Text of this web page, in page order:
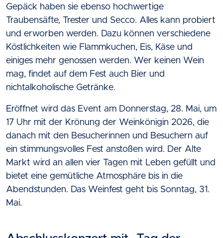
Gepäck haben sie ebenso hochwertige
Traubensäfte, Trester und Secco. Alles kann probiert
und erworben werden. Dazu können verschiedene
Köstlichkeiten wie Flammkuchen, Eis, Käse und
einiges mehr genossen werden. Wer keinen Wein
mag, findet auf dem Fest auch Bier und
nichtalkoholische Getränke.
Eröffnet wird das Event am Donnerstag, 28. Mai, um
17 Uhr mit der Krönung der Weinkönigin 2026, die
danach mit den Besucherinnen und Besuchern auf
ein stimmungsvolles Fest anstoßen wird. Der Alte
Markt wird an allen vier Tagen mit Leben gefüllt und
bietet eine gemütliche Atmosphäre bis in die
Abendstunden. Das Weinfest geht bis Sonntag, 31.
Mai.